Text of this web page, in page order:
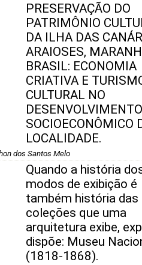
PRESERVAÇÃO DO
PATRIMÔNIO
DA ILHA DAS
ARAIOSES,
BRASIL: ECONOMIA
CRIATIVA E
CULTURAL NO
DESENVOLVIMENTO
SOCIOECONÔMICO
LOCALIDADE.
dos Santos Melo
Quando a história
modos de exibição é
também história das
coleções que uma
arquitetura exibe,
dispõe: Museu
(1818-1868).